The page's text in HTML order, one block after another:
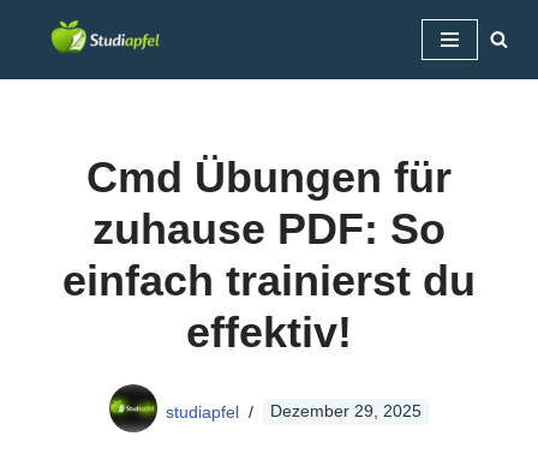
Cmd Übungen für
zuhause PDF: So
einfach trainierst du
effektiv!
studiapfel Dezember 29, 2025